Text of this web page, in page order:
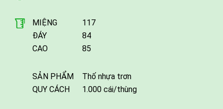
MIỆNG
117
ĐÁY
84
CAO
85
SẢN PHẨM
Thố nhựa trơn
QUY CÁCH
1.000 cái/thùng